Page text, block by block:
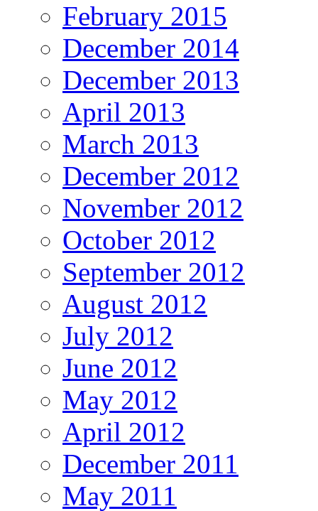
February 2015
December 2014
December 2013
April 2013
March 2013
December 2012
November 2012
October 2012
September 2012
August 2012
July 2012
June 2012
May 2012
April 2012
December 2011
May 2011